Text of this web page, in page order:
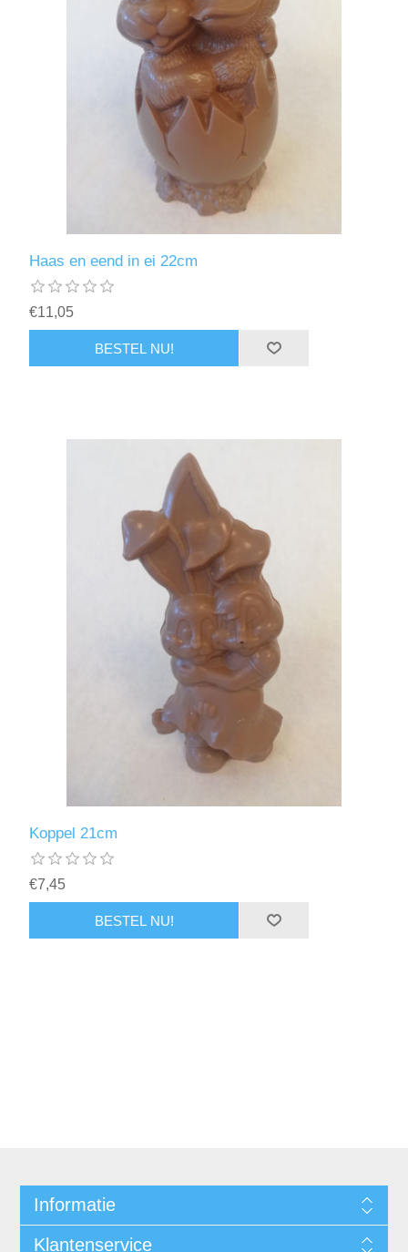
Haas en eend in ei 22cm
€11,05
Koppel 21cm
€7,45
Informatie
Klantenservice